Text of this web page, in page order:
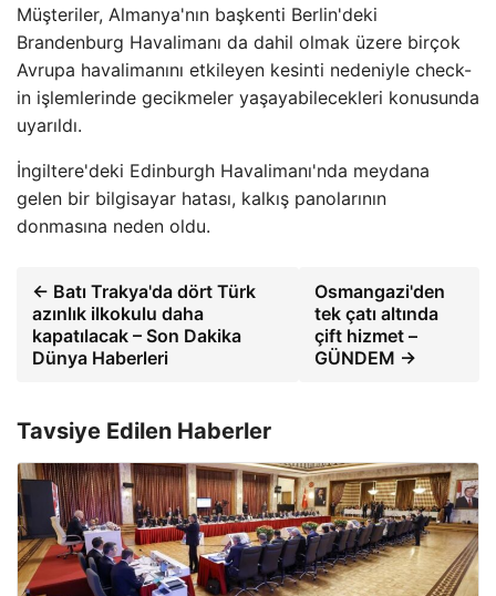
Müşteriler, Almanya'nın başkenti Berlin'deki
Brandenburg Havalimanı da dahil olmak üzere birçok
Avrupa havalimanını etkileyen kesinti nedeniyle check-
in işlemlerinde gecikmeler yaşayabilecekleri konusunda
uyarıldı.
İngiltere'deki Edinburgh Havalimanı'nda meydana
gelen bir bilgisayar hatası, kalkış panolarının
donmasına neden oldu.
← Batı Trakya'da dört Türk
azınlık ilkokulu daha
kapatılacak – Son Dakika
Dünya Haberleri
Osmangazi'den
tek çatı altında
çift hizmet –
GÜNDEM →
Tavsiye Edilen Haberler